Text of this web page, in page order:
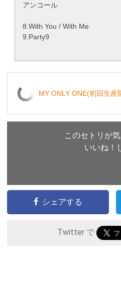
アンコール
8.With You / With Me
9.Party9
MY ONLY ONE(初回生産
このセトリが
いいね！
シェアする
Twitter で